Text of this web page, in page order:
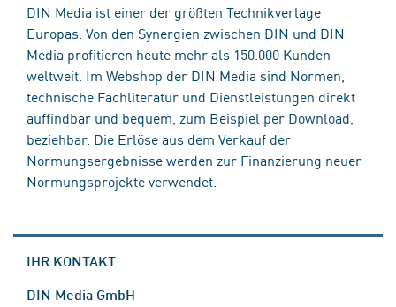
DIN Media ist einer der größten Technikverlage
Europas. Von den Synergien zwischen DIN und DIN
Media profitieren heute mehr als 150.000 Kunden
weltweit. Im Webshop der DIN Media sind Normen,
technische Fachliteratur und Dienstleistungen direkt
auffindbar und bequem, zum Beispiel per Download,
beziehbar. Die Erlöse aus dem Verkauf der
Normungsergebnisse werden zur Finanzierung neuer
Normungsprojekte verwendet.
IHR KONTAKT
DIN Media GmbH